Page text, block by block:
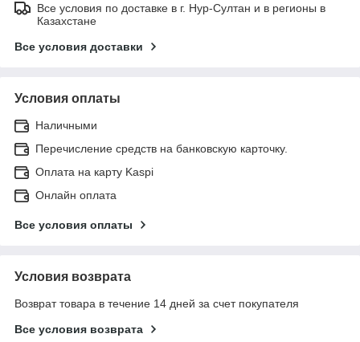
Все условия по доставке в г. Нур-Султан и в регионы в
Казахстане
Все условия доставки
Условия оплаты
Наличными
Перечисление средств на банковскую карточку.
Оплата на карту Kaspi
Онлайн оплата
Все условия оплаты
Условия возврата
Возврат товара в течение 14 дней за счет покупателя
Все условия возврата